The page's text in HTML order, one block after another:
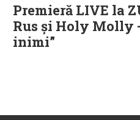
Premieră LIVE la
Rus și Holy Molly
inimi”